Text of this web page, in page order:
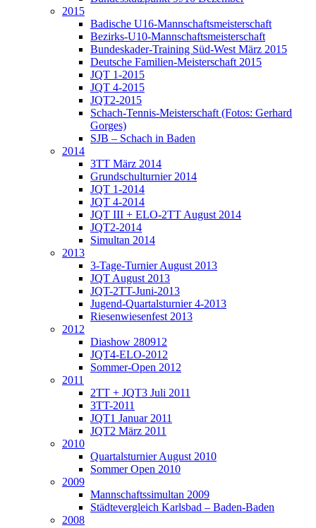
2015
Badische U16-Mannschaftsmeisterschaft
Bezirks-U10-Mannschaftsmeisterschaft
Bundeskader-Training Süd-West März 2015
Deutsche Familien-Meisterschaft 2015
JQT 1-2015
JQT 4-2015
JQT2-2015
Schach-Tennis-Meisterschaft (Fotos: Gerhard
Gorges)
SJB – Schach in Baden
2014
3TT März 2014
Grundschulturnier 2014
JQT 1-2014
JQT 4-2014
JQT III + ELO-2TT August 2014
JQT2-2014
Simultan 2014
2013
3-Tage-Turnier August 2013
JQT August 2013
JQT-2TT-Juni-2013
Jugend-Quartalsturnier 4-2013
Riesenwiesenfest 2013
2012
Diashow 280912
JQT4-ELO-2012
Sommer-Open 2012
2011
2TT + JQT3 Juli 2011
3TT-2011
JQT1 Januar 2011
JQT2 März 2011
2010
Quartalsturnier August 2010
Sommer Open 2010
2009
Mannschaftssimultan 2009
Städtevergleich Karlsbad – Baden-Baden
2008